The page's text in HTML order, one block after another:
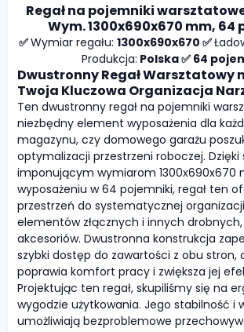
Regał na pojemniki
Wym. 1300x690x670 mm, 64
✅Wymiar regału: 1300x690x670 ✅
Produkcja: Polska ✅ 64
Dwustronny Regał Warsztatowy
Twoja Kluczowa Organizacja
Ten dwustronny regał na pojemniki
niezbędny element wyposażenia dla
magazynu, czy domowego garażu
optymalizacji przestrzeni roboczej. Dzięki
imponującym wymiarom 1300x690x670
wyposażeniu w 64 pojemniki, regał ten
przestrzeń do systematycznej
elementów złącznych i innych
akcesoriów. Dwustronna konstrukcja
szybki dostęp do zawartości z obu stron,
poprawia komfort pracy i zwiększa jej
Projektując ten regał, skupiliśmy się na
wygodzie użytkowania. Jego stabilność i
umożliwiają bezproblemowe